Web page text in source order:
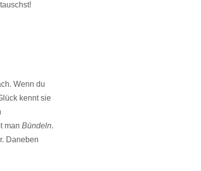
Wenn du
kennt sie
manBündeln.
Daneben